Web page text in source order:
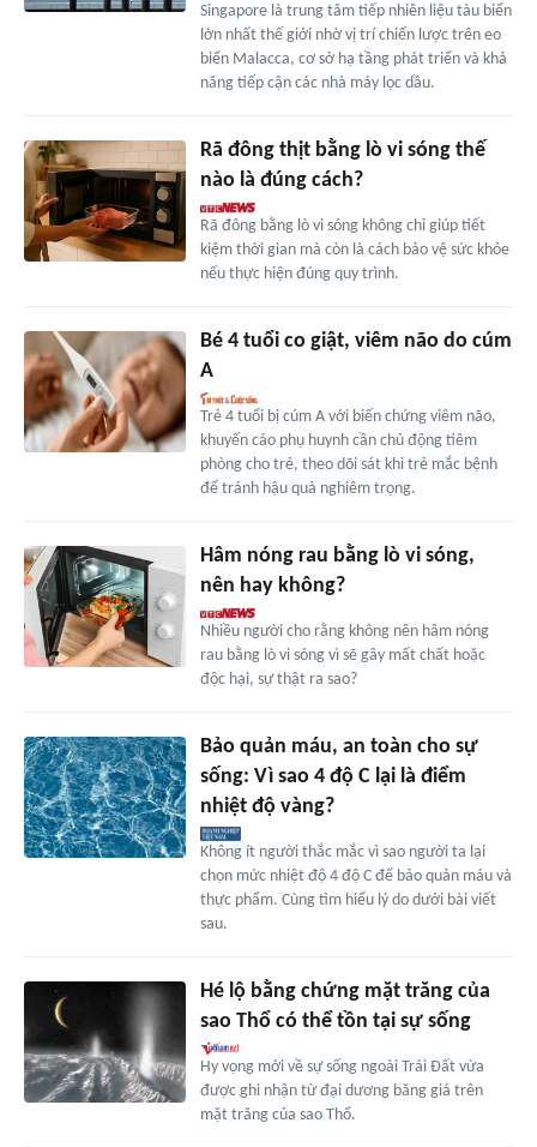
Singapore là trung tâm tiếp nhiên liệu tàu biển
lớn nhất thế giới nhờ vị trí chiến lược trên eo
biển Malacca, cơ sở hạ tầng phát triển và khả
năng tiếp cận các nhà máy lọc dầu.
Rã đông thịt bằng lò vi sóng thế
nào là đúng cách?
Rã đông bằng lò vi sóng không chỉ giúp tiết
kiệm thời gian mà còn là cách bảo vệ sức khỏe
nếu thực hiện đúng quy trình.
Bé 4 tuổi co giật, viêm não do cúm
A
Trẻ 4 tuổi bị cúm A với biến chứng viêm não,
khuyến cáo phụ huynh cần chủ động tiêm
phòng cho trẻ, theo dõi sát khi trẻ mắc bệnh
để tránh hậu quả nghiêm trọng.
Hâm nóng rau bằng lò vi sóng,
nên hay không?
Nhiều người cho rằng không nên hâm nóng
rau bằng lò vi sóng vì sẽ gây mất chất hoặc
độc hại, sự thật ra sao?
Bảo quản máu, an toàn cho sự
sống: Vì sao 4 độ C lại là điểm
nhiệt độ vàng?
Không ít người thắc mắc vì sao người ta lại
chọn mức nhiệt độ 4 độ C để bảo quản máu và
thực phẩm. Cùng tìm hiểu lý do dưới bài viết
sau.
Hé lộ bằng chứng mặt trăng của
sao Thổ có thể tồn tại sự sống
Hy vọng mới về sự sống ngoài Trái Đất vừa
được ghi nhận từ đại dương băng giá trên
mặt trăng của sao Thổ.